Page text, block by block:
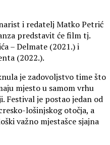
i redatelj Matko Petrić
predstavit će film tj.
– Delmate (2021.) i
(2022.).
je zadovoljstvo time što
mjesto u samom vrhu
Festival je postao jedan od
lošinjskog otočja, a
važno mjestašce sjajna